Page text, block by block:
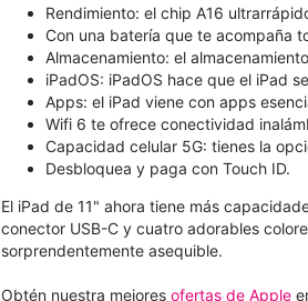
Rendimiento: el chip A16
Con una batería que te acompaña
Almacenamiento: el
iPadOS: iPadOS hace que el iPad
Apps: el iPad viene con apps
Wifi 6 te ofrece conectividad
Capacidad celular 5G: tienes la
Desbloquea y paga con Touch ID.
El iPad de 11" ahora tiene más
conector USB-C y cuatro adorables
sorprendentemente asequible.
Obtén nuestra mejores ofertas de Apple